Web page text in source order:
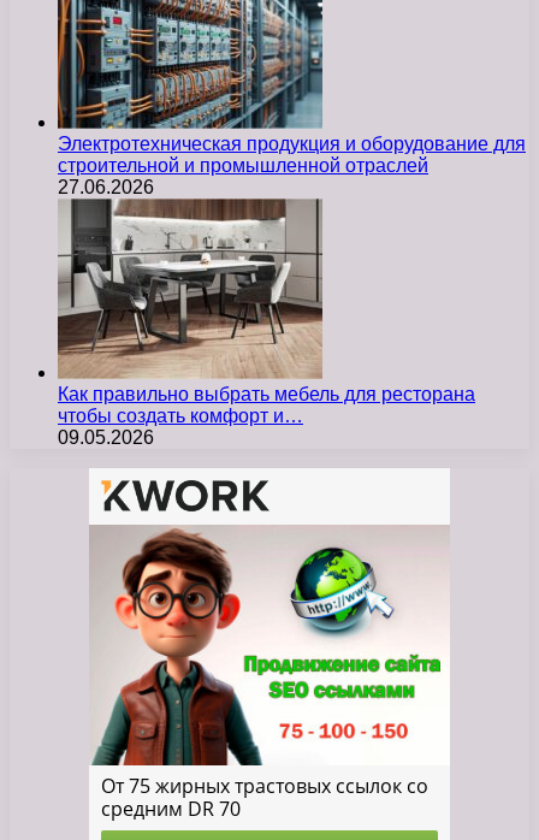
Электротехническая продукция и оборудование для
строительной и промышленной отраслей
27.06.2026
Как правильно выбрать мебель для ресторана
чтобы создать комфорт и…
09.05.2026